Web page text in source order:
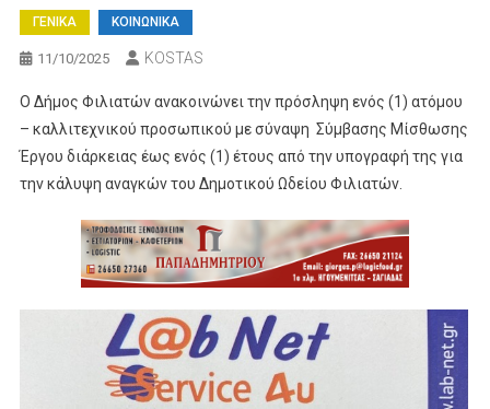
ΓΕΝΙΚΑ ΚΟΙΝΩΝΙΚΑ
11/10/2025 KOSTAS
Ο Δήμος Φιλιατών ανακοινώνει την πρόσληψη ενός (1) ατόμου
– καλλιτεχνικού προσωπικού με σύναψη Σύμβασης Μίσθωσης
Έργου διάρκειας έως ενός (1) έτους από την υπογραφή της για
την κάλυψη αναγκών του Δημοτικού Ωδείου Φιλιατών.